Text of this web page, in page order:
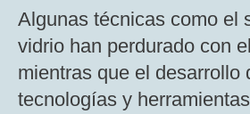
Algunas técnicas como el
vidrio han perdurado con
mientras que el desarrollo
tecnologías y